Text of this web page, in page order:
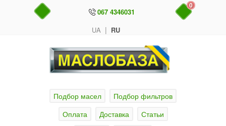
UA | RU
067 4346031
0
Подбор масел
Подбор фильтров
Оплата
Доставка
Статьи